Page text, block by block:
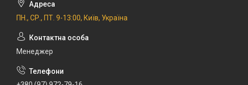
ПН., СР., ПТ. 9-13:00, Київ, Україна
Менеджер